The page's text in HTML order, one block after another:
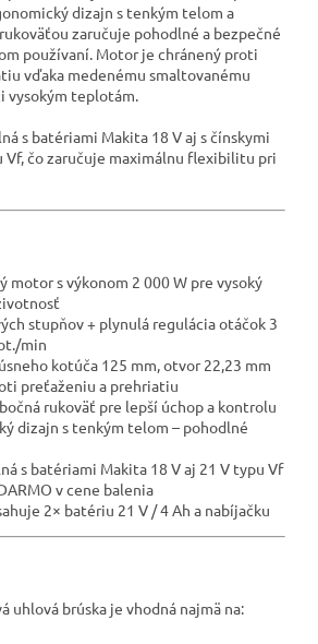
dizajn s tenkým telom a
zaručuje pohodlné a bezpečné
používaní. Motor je chránený proti
vďaka medenému smaltovanému
vysokým teplotám.
s batériami Makita 18 V aj s čínskymi
Vf, čo zaručuje maximálnu flexibilitu pri
motor s výkonom 2 000 W pre vysoký
stupňov + plynulá regulácia otáčok 3
min
kotúča 125 mm, otvor 22,23 mm
preťaženiu a prehriatiu
rukoväť pre lepší úchop a kontrolu
dizajn s tenkým telom – pohodlné
s batériami Makita 18 V aj 21 V typu Vf
v cene balenia
2× batériu 21 V / 4 Ah a nabíjačku
uhlová brúska je vhodná najmä na: